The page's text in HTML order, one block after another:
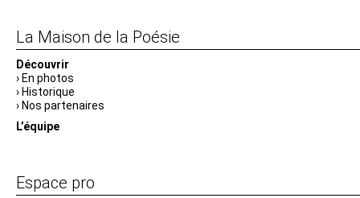
La Maison de la Poésie
Découvrir
En photos
Historique
Nos partenaires
L’équipe
Espace pro